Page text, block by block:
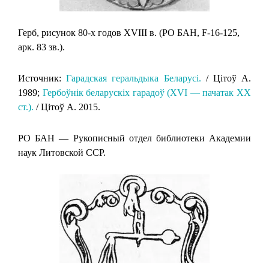
Герб, рисунок 80-х годов XVIII в. (РО БАН, F-16-125,
арк. 83 зв.).
Источник:Гарадская геральдыка Беларусi. / Цiтоў А.
1989; Гербоўнік беларускіх гарадоў (XVI — пачатак XX
ст.). / Цітоў А. 2015.
РО БАН — Рукописный отдел библиотеки Академии
наук Литовской ССР.